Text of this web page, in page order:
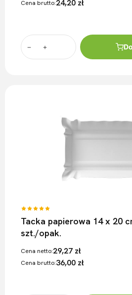
Cena brutto:24,20 zł
Tacka papierowa 14 x 20
szt./opak.
Cena netto:29,27 zł
Cena brutto:36,00 zł